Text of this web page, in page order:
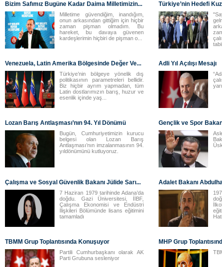
Bizim Safımız Bugüne Kadar Daima Milletimizin...
Milletime güvendiğim, inandığım,
onun arkasından gittiğim için hiçbir
zaman pişman olmadım. Bu
hareket, bu davaya güvenen
kardeşlerimin hiçbiri de pişman o...
Türkiye’nin Hedefi
Venezuela, Latin Amerika Bölgesinde Değer Ve...
Türkiye’nin bölgeye yönelik dış
politikasının parametreleri bellidir.
Biz hiçbir ayrım yapmadan, tüm
Latin dostlarımızın barış, huzur ve
esenlik içinde yaş...
Adli Yıl Açılışı Mesajı
Lozan Barış Antlaşması’nın 94. Yıl Dönümü
Bugün, Cumhuriyetimizin kurucu
belgesi olan Lozan Barış
Antlaşması’nın imzalanmasının 94.
yıldönümünü kutluyoruz.
Gençlik ve Spor
Çalışma ve Sosyal Güvenlik Bakanı Jülide Sarı...
7 Haziran 1979 tarihinde Adana’da
doğdu. Gazi Üniversitesi, İİBF,
Çalışma Ekonomisi ve Endüstri
İlişkileri Bölümünde lisans eğitimini
tamamladı
Adalet Bakanı
TBMM Grup Toplantısında Konuşuyor
Partili Cumhurbaşkanı olarak AK
Parti Grubuna sesleniyor
MHP Grup